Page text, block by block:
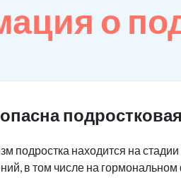
о
подростка находится на
в том числе на